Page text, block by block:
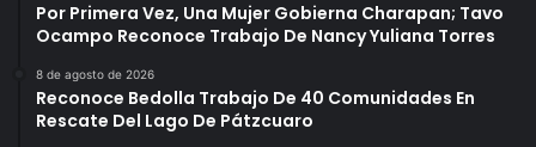
Por Primera Vez, Una Mujer Gobierna Charapan; Tavo
Ocampo Reconoce Trabajo De Nancy Yuliana Torres
8 de agosto de 2026
Reconoce Bedolla Trabajo De 40 Comunidades En
Rescate Del Lago De Pátzcuaro